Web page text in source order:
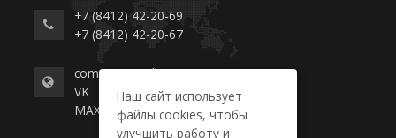
+7 (8412) 42-20-69
+7 (8412) 42-20-67
commerce-college.ru
VK
MAX
Наш сайт использует
файлы cookies, чтобы
улучшить работу и